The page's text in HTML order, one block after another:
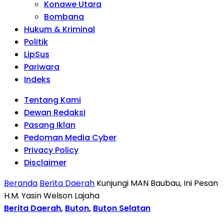
Konawe Utara
Bombana
Hukum & Kriminal
Politik
LipSus
Pariwara
Indeks
Tentang Kami
Dewan Redaksi
Pasang Iklan
Pedoman Media Cyber
Privacy Policy
Disclaimer
Beranda Berita Daerah Kunjungi MAN Baubau, Ini Pesan
H.M. Yasin Welson Lajaha
Berita Daerah, Buton, Buton Selatan